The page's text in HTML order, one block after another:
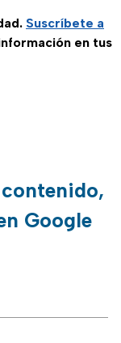
Suscríbete a
en tus
Google